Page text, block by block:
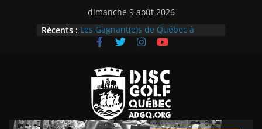
dimanche 9 août 2026
Récents : Les Gagnant(e)s de Québec à
Coaticook Open 2026
Classique Daveluy 2026
Nouveau mini-parcours de disque-
golf, le 1er sur l’Ile d’Orléans
Ligue Monstre estivale les jeudis,
dès ce 25 juin!
Le Monstre Solaire 2026